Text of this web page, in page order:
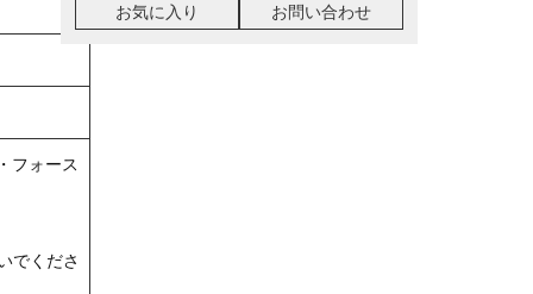
フォース
でくださ
お気に入り お問い合わせ